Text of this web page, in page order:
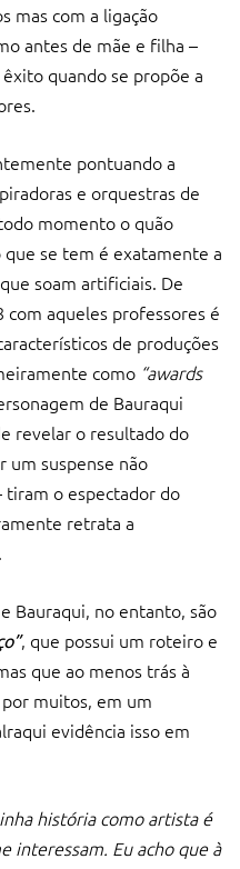
mas com a ligação
antes de mãe e filha –
quando se propõe a
pontuando a
e orquestras de
momento o quão
se tem é exatamente a
soam artificiais. De
aqueles professores é
de produções
como “awards
de Bauraqui
revelar o resultado do
um suspense não
tiram o espectador do
retrata a
Bauraqui, no entanto, são
, que possui um roteiro e
que ao menos trás à
muitos, em um
evidência isso em
história como artista é
interessam. Eu acho que à